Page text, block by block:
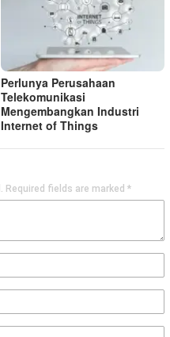
Perlunya Perusahaan
Telekomunikasi
Mengembangkan Industri
Internet of Things
Required fields are marked *